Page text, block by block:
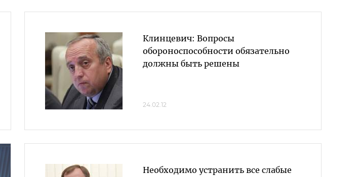
Клинцевич: Вопросы
обороноспособности обязательно
должны быть решены
24.02.12
Необходимо устранить все слабые